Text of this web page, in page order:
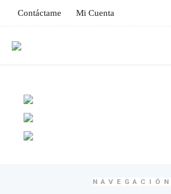
Contáctame Mi Cuenta
NAVEGACIÓN